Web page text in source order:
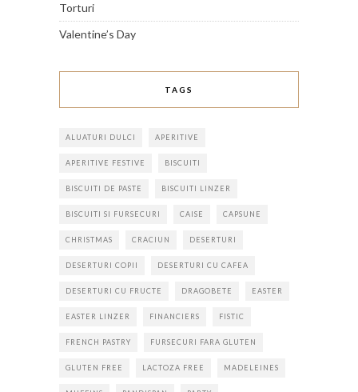
Torturi
Valentine’s Day
TAGS
ALUATURI DULCI APERITIVE
APERITIVE FESTIVE BISCUITI
BISCUITI DE PASTE BISCUITI LINZER
BISCUITI SI FURSECURI CAISE CAPSUNE
CHRISTMAS CRACIUN DESERTURI
DESERTURI COPII DESERTURI CU CAFEA
DESERTURI CU FRUCTE DRAGOBETE EASTER
EASTER LINZER FINANCIERS FISTIC
FRENCH PASTRY FURSECURI FARA GLUTEN
GLUTEN FREE LACTOZA FREE MADELEINES